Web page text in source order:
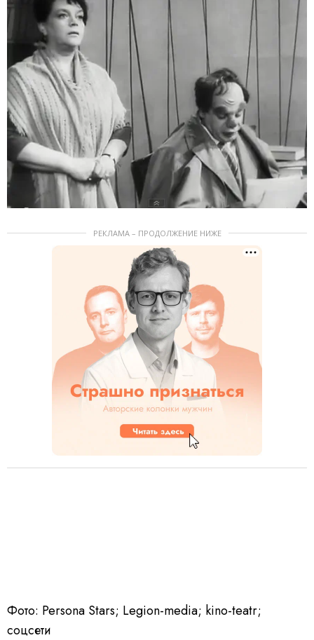
РЕКЛАМА – ПРОДОЛЖЕНИЕ НИЖЕ
Фото: Persona Stars; Legion-media; kino-teatr;
соцсети